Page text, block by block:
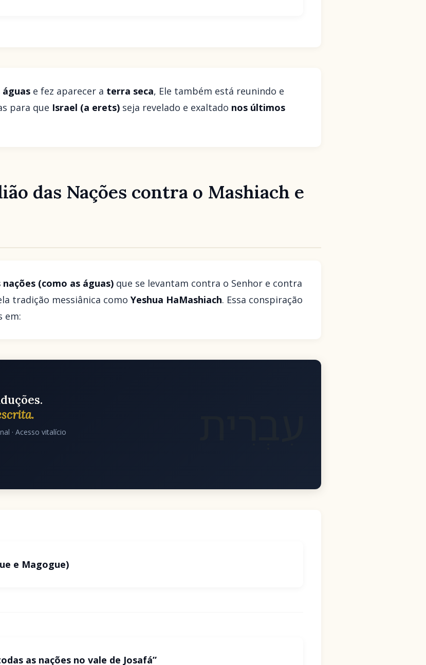
e fez aparecer a terra seca, Ele também está reunindo e
para que Israel (a erets) seja revelado e exaltado nos últimos
das Nações contra o Mashiach e
(como as águas) que se levantam contra o Senhor e contra
tradição messiânica comoYeshua HaMashiach. Essa conspiração
em:
· Acesso vitalício
e Magogue)
as nações no vale de Josafá”